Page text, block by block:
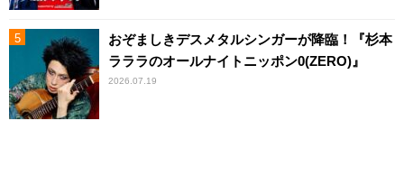
おぞましきデスメタルシンガーが降臨！『杉本
ラララのオールナイトニッポン0(ZERO)』
2026.07.19